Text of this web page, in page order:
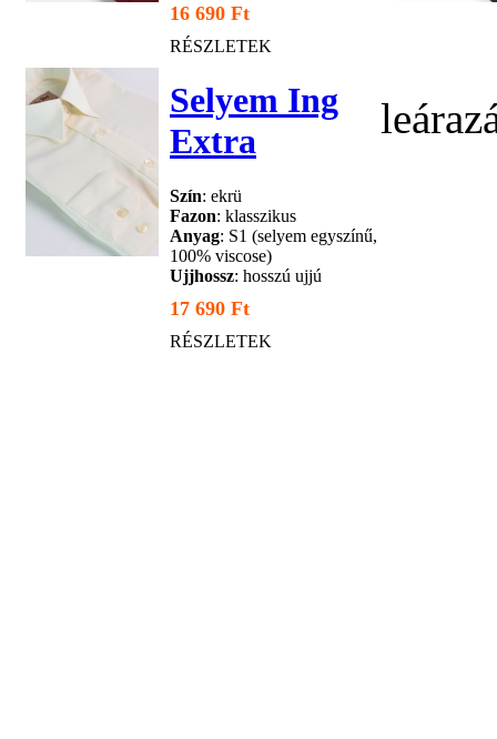
16 690 Ft
RÉSZLETEK
Selyem Ing
Extra
Szín: ekrü
Fazon: klasszikus
Anyag: S1 (selyem egyszínű,
100% viscose)
Ujjhossz: hosszú ujjú
17 690 Ft
RÉSZLETEK